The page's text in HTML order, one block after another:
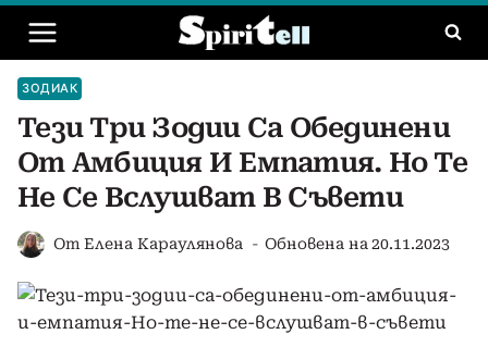
Към
съдържанието
ЗОДИАК
Тези Три Зодии Са Обединени
От Амбиция И Емпатия. Но Те
Не Се Вслушват В Съвети
От Елена Караулянова Обновена на 20.11.2023